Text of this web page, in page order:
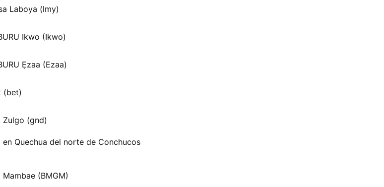
Laboya (lmy)
Ikwo (Ikwo)
Ẹzaa (Ezaa)
(bet)
Zulgo (gnd)
en Quechua del norte de Conchucos
Mambae (BMGM)